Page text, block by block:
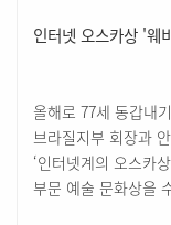
인터넷 오스카상 '웨
올해로 77세 동갑내
브라질지부 회장과
‘인터넷계의 오스카
부문 예술 문화상을